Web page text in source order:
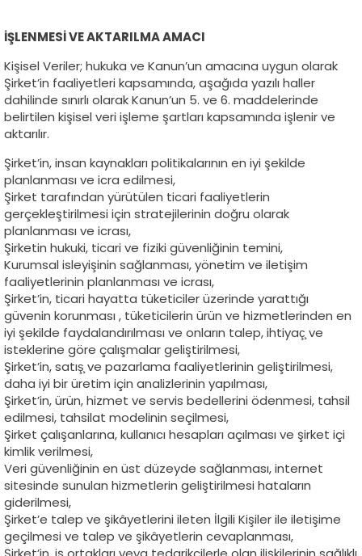
İŞLENMESİ VE AKTARILMA AMACI
Kişisel Veriler; hukuka ve Kanun’un amacına uygun olarak
Şirket’in faaliyetleri kapsamında, aşağıda yazılı haller
dahilinde sınırlı olarak Kanun’un 5. ve 6. maddelerinde
belirtilen kişisel veri işleme şartları kapsamında işlenir ve
aktarılır.
Şirket’in, insan kaynakları politikalarının en iyi şekilde
planlanması ve icra edilmesi,
Şirket tarafından yürütülen ticari faaliyetlerin
gerçekleştirilmesi için stratejilerinin doğru olarak
planlanması ve icrası,
Şirketin hukuki, ticari ve fiziki güvenliğinin temini,
Kurumsal isleyişinin sağlanması, yönetim ve iletişim
faaliyetlerinin planlanması ve icrası,
Şirket’in, ticari hayatta tüketiciler üzerinde yarattığı
güvenin korunması , tüketicilerin ürün ve hizmetlerinden en
iyi şekilde faydalandırılması ve onların talep, ihtiyaç̧ ve
isteklerine göre çalışmalar geliştirilmesi,
Şirket’in, satış̧ ve pazarlama faaliyetlerinin geliştirilmesi,
daha iyi bir üretim için analizlerinin yapılması,
Şirket’in, ürün, hizmet ve servis bedellerini ödenmesi, tahsil
edilmesi, tahsilat modelinin seçilmesi,
Şirket çalışanlarına, kullanıcı hesapları açılması ve şirket içi
kimlik verilmesi,
Veri güvenliğinin en üst düzeyde sağlanması, internet
sitesinde sunulan hizmetlerin geliştirilmesi hataların
giderilmesi,
Şirket’e talep ve şikâyetlerini ileten İlgili Kişiler ile iletişime
geçilmesi ve talep ve şikâyetlerin cevaplanması,